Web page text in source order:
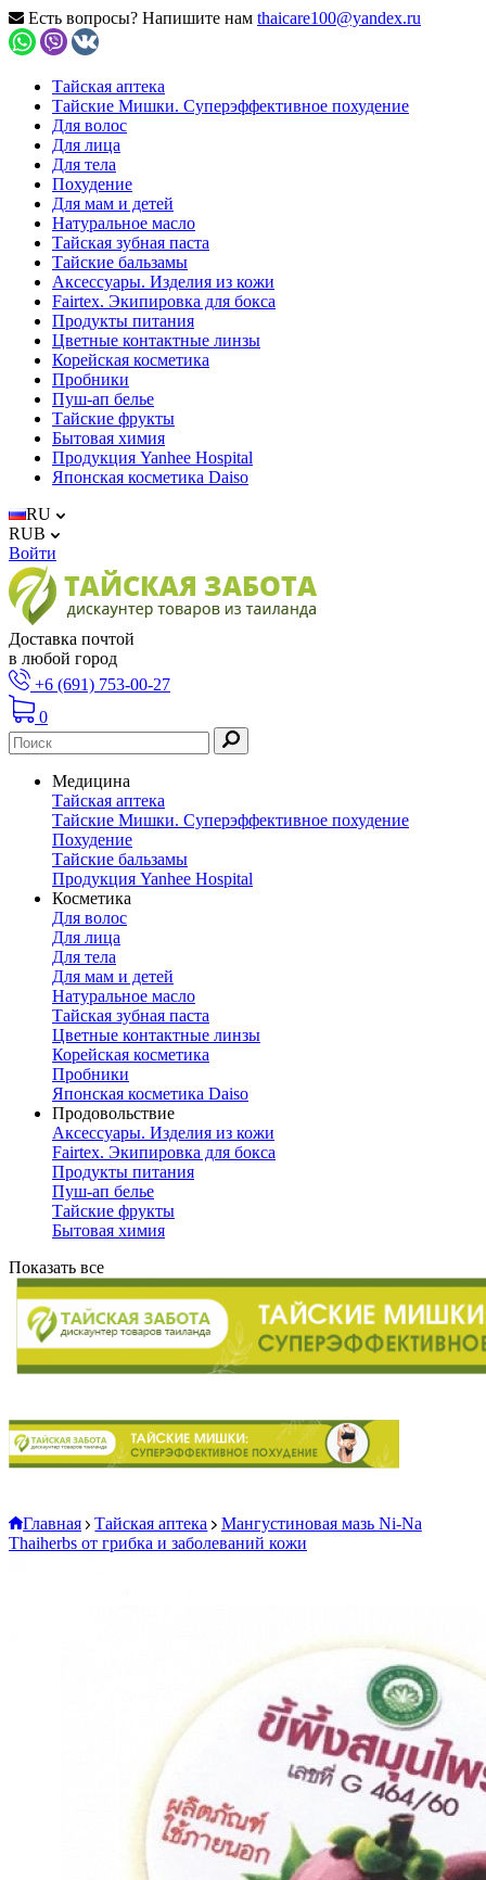
Есть вопросы? Напишите нам thaicare100@yandex.ru
Тайская аптека
Тайские Мишки. Суперэффективное похудение
Для волос
Для лица
Для тела
Похудение
Для мам и детей
Натуральное масло
Тайская зубная паста
Тайские бальзамы
Аксессуары. Изделия из кожи
Fairtex. Экипировка для бокса
Продукты питания
Цветные контактные линзы
Корейская косметика
Пробники
Пуш-ап белье
Тайские фрукты
Бытовая химия
Продукция Yanhee Hospital
Японская косметика Daiso
RU
RUB
Войти
Доставка почтой
в любой город
+6 (691) 753-00-27
0
Медицина
Тайская аптека
Тайские Мишки. Суперэффективное похудение
Похудение
Тайские бальзамы
Продукция Yanhee Hospital
Косметика
Для волос
Для лица
Для тела
Для мам и детей
Натуральное масло
Тайская зубная паста
Цветные контактные линзы
Корейская косметика
Пробники
Японская косметика Daiso
Продовольствие
Аксессуары. Изделия из кожи
Fairtex. Экипировка для бокса
Продукты питания
Пуш-ап белье
Тайские фрукты
Бытовая химия
Показать все
Главная Тайская аптека
Мангустиновая мазь Ni-Na
Thaiherbs от грибка и заболеваний кожи